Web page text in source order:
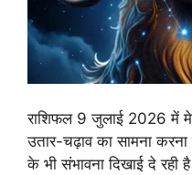
राशिफल 9 जुलाई 2026 में
उतार-चढ़ाव का सामना
के भी संभावना दिखाई दे रही